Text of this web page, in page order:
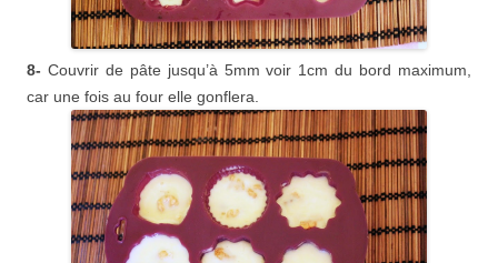
8- Couvrir de pâte jusqu’à 5mm voir 1cm du bord maximum,
car une fois au four elle gonflera.